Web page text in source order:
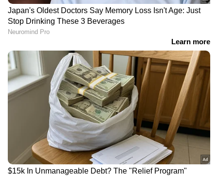
നാളെ മുതൽ
സംസ്ഥാനത്ത് വീണ്ടും മഴ
കനക്കും, കാലാവസ്ഥാ
കുറഞ്ഞ പലിശനിരക്കിൽ 5
കോടി വരെ വായ്പ:
മുഖ്യമന്ത്രിയുടെ
സംരംഭകത്വ വികസന
പദ്ധതി മൂന്നാം പതിപ്പിന്
ആഗസ്റ്റ് 6ന് തുടക്കമാകും